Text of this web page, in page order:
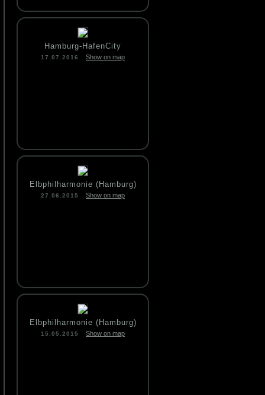
Hamburg-HafenCity
17.07.2016 Show on map
Elbphilharmonie (Hamburg)
27.06.2015 Show on map
Elbphilharmonie (Hamburg)
15.05.2015 Show on map